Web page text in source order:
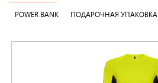
POWER BANK ПОДАРОЧНАЯ УПАКОВКА